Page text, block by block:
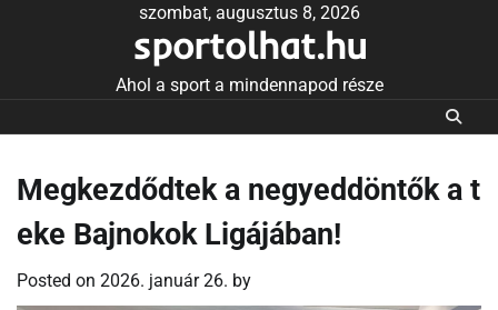
szombat, augusztus 8, 2026
sportolhat.hu
Ahol a sport a mindennapod része
Megkezdődtek a negyeddöntők a t
eke Bajnokok Ligájában!
Posted on 2026. január 26. by